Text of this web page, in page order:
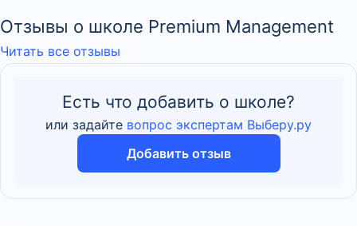
Отзывы о школе Premium Management
Читать все отзывы
Есть что добавить о школе?
или задайте вопрос экспертам Выберу.ру
Добавить отзыв